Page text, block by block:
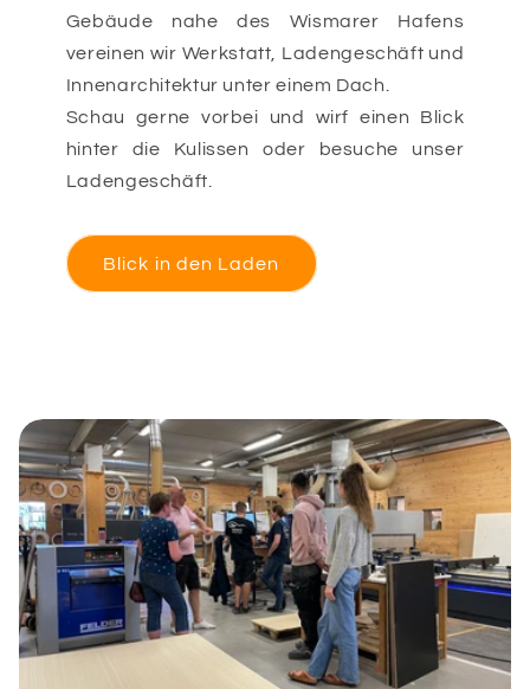
Gebäude nahe des Wismarer Hafens
vereinen wir Werkstatt, Ladengeschäft und
Innenarchitektur unter einem Dach.
Schau gerne vorbei und wirf einen Blick
hinter die Kulissen oder besuche unser
Ladengeschäft.
Blick in den Laden